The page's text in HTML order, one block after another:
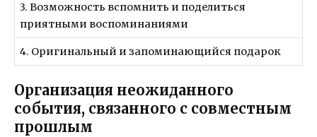
3. Возможность вспомнить и поделиться
приятными воспоминаниями
4. Оригинальный и запоминающийся подарок
Организация неожиданного
события, связанного с совместным
прошлым